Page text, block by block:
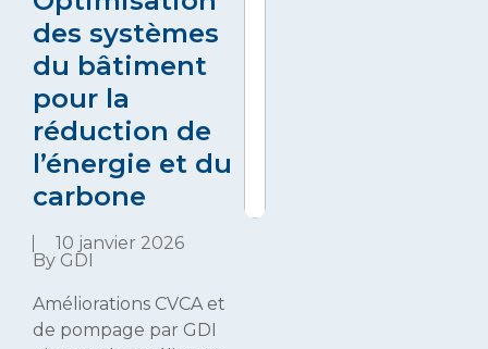
des systèmes
du bâtiment
pour la
réduction de
l’énergie et du
carbone
10 janvier 2026
By GDI
Améliorations CVCA et
de pompage par GDI